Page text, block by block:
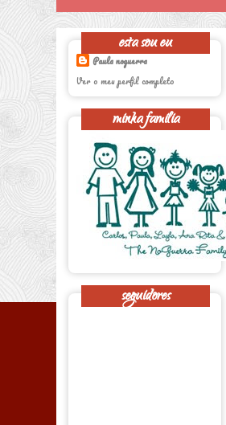
esta sou eu
Paula noguerra
Ver o meu perfil completo
minha familia
seguidores